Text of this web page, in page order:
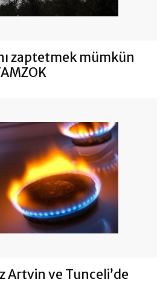
zaptetmek mümkün
Artvin ve Tunceli’de